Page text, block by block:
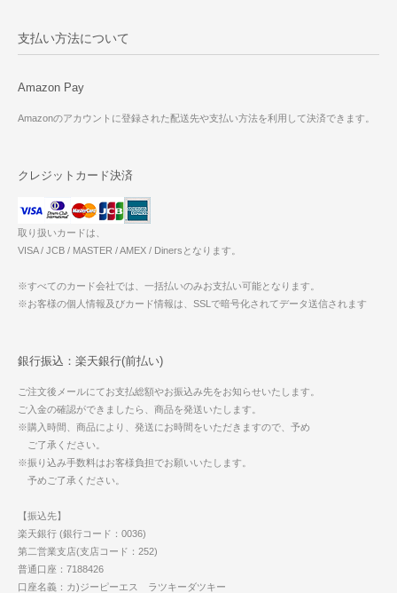
支払い方法について
Amazon Pay
Amazonのアカウントに登録された配送先や支払い方法を利用して決済できます。
クレジットカード決済
取り扱いカードは、
VISA / JCB / MASTER / AMEX / Dinersとなります。
※すべてのカード会社では、一括払いのみお支払い可能となります。
※お客様の個人情報及びカード情報は、SSLで暗号化されてデータ送信されます
銀行振込：楽天銀行(前払い)
ご注文後メールにてお支払総額やお振込み先をお知らせいたします。
ご入金の確認ができましたら、商品を発送いたします。
※購入時間、商品により、発送にお時間をいただきますので、予め
ご了承ください。
※振り込み手数料はお客様負担でお願いいたします。
予めご了承ください。
【振込先】
楽天銀行 (銀行コード：0036)
第二営業支店(支店コード：252)
普通口座：7188426
口座名義：カ)ジーピーエス ラツキーダツキー